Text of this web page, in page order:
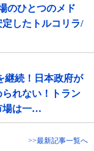
のひとつのメド
したトルコリラ/
継続！日本政府が
れない！トラン
場は一…
>>最新記事一覧へ